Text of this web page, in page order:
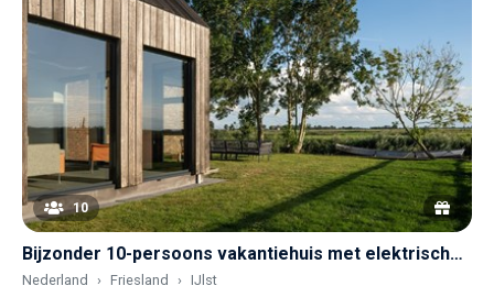
10
Bijzonder 10-persoons vakantiehuis met elektrische sloep
Nederland Friesland IJlst